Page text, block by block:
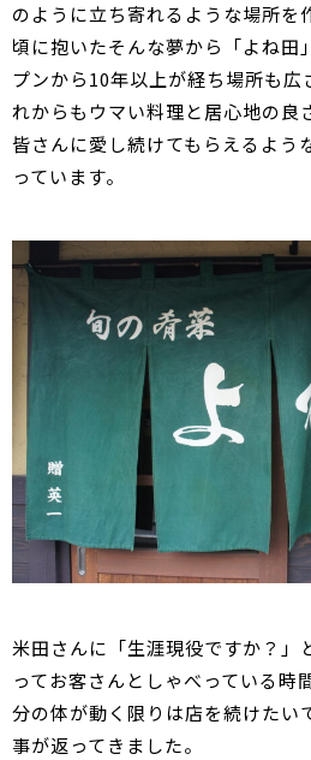
のように立ち寄れるような場所を
頃に抱いたそんな夢から「よね田
プンから10年以上が経ち場所も広
れからもウマい料理と居心地の良
皆さんに愛し続けてもらえるよう
っています。
米田さんに「生涯現役ですか？」
ってお客さんとしゃべっている時
分の体が動く限りは店を続けたい
事が返ってきました。